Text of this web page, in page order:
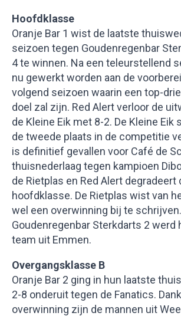
Hoofdklasse
Oranje Bar 1 wist de laatste
seizoen tegen Goudenregenbar
4 te winnen. Na een teleurstellend
nu gewerkt worden aan de
volgend seizoen waarin een top-
doel zal zijn. Red Alert verloor de
de Kleine Eik met 8-2. De Kleine Eik
de tweede plaats in de competitie
is definitief gevallen voor Café de
thuisnederlaag tegen kampioen
de Rietplas en Red Alert degradeert
hoofdklasse. De Rietplas wist van
wel een overwinning bij te
Goudenregenbar Sterkdarts 2 werd
team uit Emmen.
Overgangsklasse B
Oranje Bar 2 ging in hun laatste
2-8 onderuit tegen de Fanatics.
overwinning zijn de mannen uit